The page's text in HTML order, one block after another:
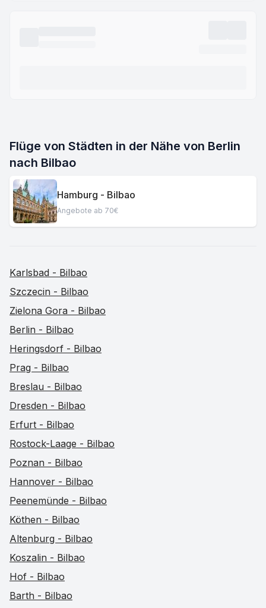
Flüge von Städten in der Nähe von Berlin
nach Bilbao
Hamburg - Bilbao
Angebote ab 70€
Karlsbad - Bilbao
Szczecin - Bilbao
Zielona Gora - Bilbao
Berlin - Bilbao
Heringsdorf - Bilbao
Prag - Bilbao
Breslau - Bilbao
Dresden - Bilbao
Erfurt - Bilbao
Rostock-Laage - Bilbao
Poznan - Bilbao
Hannover - Bilbao
Peenemünde - Bilbao
Köthen - Bilbao
Altenburg - Bilbao
Koszalin - Bilbao
Hof - Bilbao
Barth - Bilbao